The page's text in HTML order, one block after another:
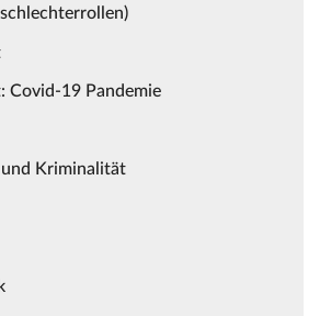
Covid-19 Pandemie
Kriminalität